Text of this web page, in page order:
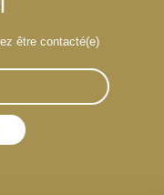
être contacté(e)